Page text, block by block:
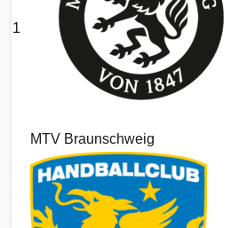
1
MTV Braunschweig